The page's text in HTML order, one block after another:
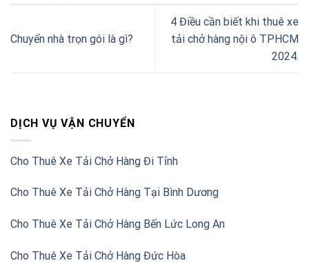
DỊCH VỤ VẬN CHUYỂN
Cho Thuê Xe Tải Chở Hàng Đi Tỉnh
Cho Thuê Xe Tải Chở Hàng Tại Bình Dương
Cho Thuê Xe Tải Chở Hàng Bến Lức Long An
Cho Thuê Xe Tải Chở Hàng Đức Hòa
Chuyển nhà trọn gói là gì?
4 Điều cần biết khi thuê xe
tải chở hàng nội ô TPHCM
2024.